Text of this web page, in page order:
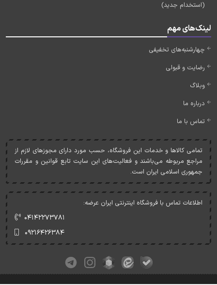
(استخدام جدید)
لینک‌های مهم
چهارشنبه‌های تخفیفی
رضایت و قبولی
وبلاگ
درباره ما
تماس با ما
تمامی کالاها و خدمات اين فروشگاه، حسب مورد دارای مجوزهای لازم از
مراجع مربوطه می‌باشند و فعاليت‌های اين سايت تابع قوانين و مقررات
جمهوری اسلامی ايران است.
اطلاعات تماس با فروشگاه اینترنتی ایران عرضه:
۰۴۱۴۲۲۷۳۷۸۱
۰۹۲۱۶۴۲۶۳۸۴